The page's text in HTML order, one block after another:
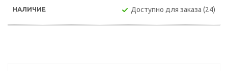
Доступно для заказа (24)